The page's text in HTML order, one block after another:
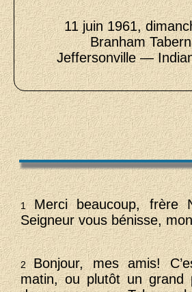
11 juin 1961,
Branham
Jeffersonville —
1Merci beaucoup, frère
Seigneur vous bénisse,
2Bonjour, mes amis!
matin, ou plutôt un grand